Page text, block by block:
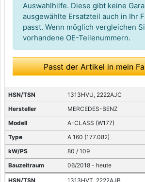
Auswahlhilfe. Diese gibt keine
ausgewählte Ersatzteil auch in Ihr
passt. Wenn möglich vergleichen
vorhandene OE-Teilenummern.
Passt der Artikel in mein
1313HVU, 2222AJC
MERCEDES-BENZ
A-CLASS (W177)
A 160 (177.082)
80 / 109
06/2018 - heute
1313HVT, 2222AJB